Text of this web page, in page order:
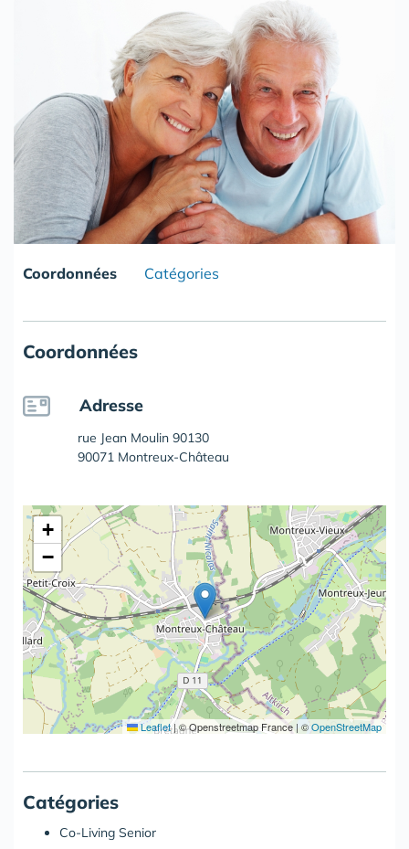
Coordonnées Catégories
Coordonnées
Adresse
rue Jean Moulin 90130
90071 Montreux-Château
+
−
Leaflet |© Openstreetmap France | ©OpenStreetMap
Catégories
Co-Living Senior